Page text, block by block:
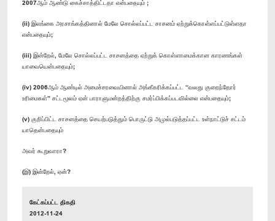
2007ஆம் ஆண்டு கைச்சாத்திட்டதா என்பதையும் ;
(ii) இலங்கை அரசாங்கத்தினால் மேலே சொல்லப்பட்ட சாசனம் ஏற்றுக்கொள்ளப்பட்டுள்ளதா
என்பதையும்;
(iii) இன்றேல், மேலே சொல்லப்பட்ட சாசனத்தை ஏற்றுக் கொள்ளாமைக்கான காரணங்கள்
யாவையென்பதையும்;
(iv) 2006ஆம் ஆண்டில் அமைச்சரவையினால் அங்கீகரிக்கப்பட்ட “வலது குறைந்தோர்
உரிமைகள்” சட்டமூலம் ஏன் பாராளுமன்றத்திற்கு சமர்ப்பிக்கப்படவில்லை என்பதையும்;
(v) குறிப்பிட்ட சாசனத்தை செயற்படுத்தும் பொருட்டு அமுல்படுத்தப்பட்ட உள்நாட்டுச் சட்டம்
யாதென்பதையும்
அவர் கூறுவாரா?
(இ) இன்றேல், ஏன்?
கேட்கப்பட்ட திகதி
2012-11-24